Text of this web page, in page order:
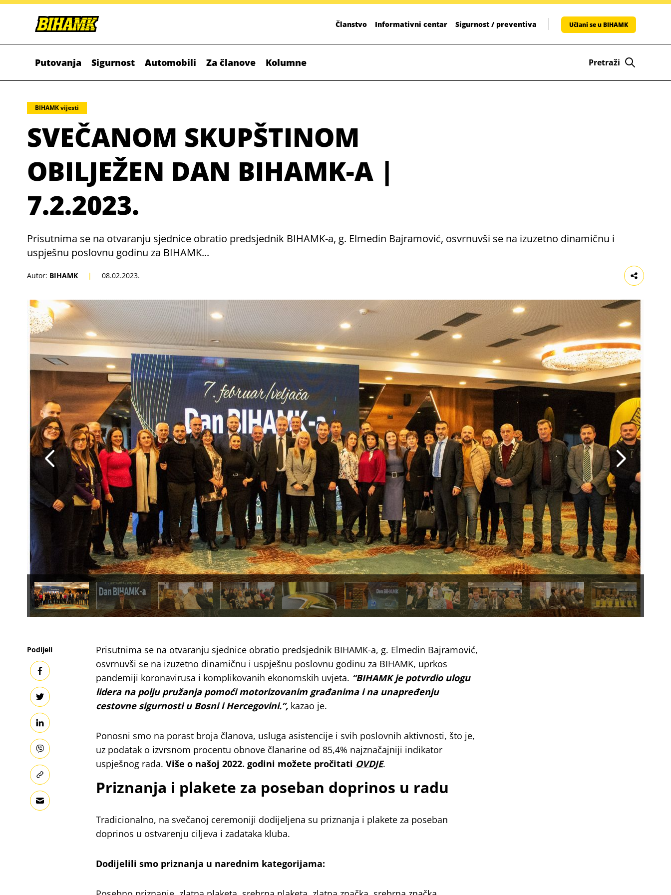
Članstvo Informativni centar Sigurnost / preventiva Učlani se u BIHAMK
Putovanja Sigurnost Automobili Za članove Kolumne Pretraži
BIHAMK vijesti
SVEČANOM SKUPŠTINOM
OBILJEŽEN DAN BIHAMK-A |
7.2.2023.
Prisutnima se na otvaranju sjednice obratio predsjednik BIHAMK-a, g. Elmedin Bajramović, osvrnuvši se na izuzetno dinamičnu i
uspješnu poslovnu godinu za BIHAMK...
Autor: BIHAMK | 08.02.2023.
Podijeli
Prisutnima se na otvaranju sjednice obratio predsjednik BIHAMK-a, g. Elmedin Bajramović,
osvrnuvši se na izuzetno dinamičnu i uspješnu poslovnu godinu za BIHAMK, uprkos
pandemiji koronavirusa i komplikovanih ekonomskih uvjeta. “BIHAMK je potvrdio ulogu
lidera na polju pružanja pomoći motorizovanim građanima i na unapređenju
cestovne sigurnosti u Bosni i Hercegovini.”, kazao je.
Ponosni smo na porast broja članova, usluga asistencije i svih poslovnih aktivnosti, što je,
uz podatak o izvrsnom procentu obnove članarine od 85,4% najznačajniji indikator
uspješnog rada. Više o našoj 2022. godini možete pročitati OVDJE.
Priznanja i plakete za poseban doprinos u radu
Tradicionalno, na svečanoj ceremoniji dodijeljena su priznanja i plakete za poseban
doprinos u ostvarenju ciljeva i zadataka kluba.
Dodijelili smo priznanja u narednim kategorijama: